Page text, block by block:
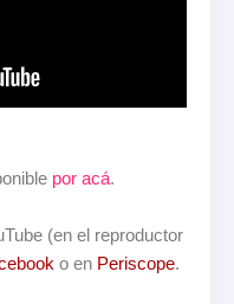
por acá.
(en el reproductor
o en Periscope.